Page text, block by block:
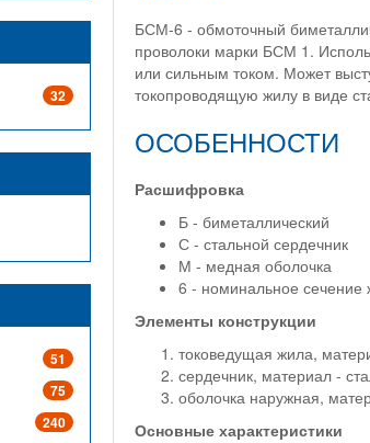
32
51
75
240
БСМ-6 - обмоточный
проволоки марки БСМ 1.
или сильным током. Может
токопроводящую жилу в виде
ОСОБЕННОСТИ
Расшифровка
Б - биметаллический
С - стальной сердечник
М - медная оболочка
6 - номинальное
Элементы конструкции
токоведущая жила,
сердечник, материал -
оболочка наружная,
Основные характеристики